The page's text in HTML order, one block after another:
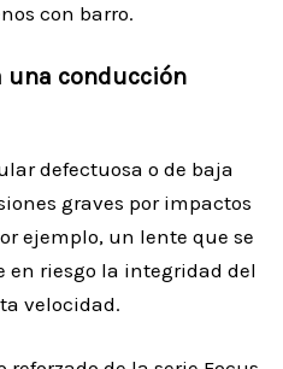
con barro.
una conducción
defectuosa o de baja
graves por impactos
ejemplo, un lente que se
riesgo la integridad del
velocidad.